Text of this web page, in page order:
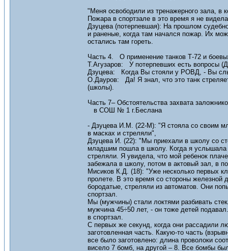
"Меня освободили из тренажерного зала, в
Пожара в спортзале в это время я не
Дзуцева (потерпевшая): На прошлом
и раненые, когда там начался пожар. Их
остались там гореть.
Часть 4. О применение танков Т-72 и
Т.Агузаров: У потерпевших есть вопросы
Дзуцева: Когда Вы стояли у РОВД, - Вы
О.Дауров: Да! Я знал, что это танк
(школы).
Часть 7– Обстоятельства захвата
в СОШ № 1 г.Беслана
- Дзуцева И.М. (22-М): "Я стояла со своим
в масках и стреляли",
Дзуцева И. (22): "Мы приехали в школу со
младшим пошла в школу. Когда я услышала
стреляли. Я увидела, что мой ребенок
забежала в школу, потом в актовый зал, в
Мисиков К.Д. (18): "Уже несколько первых
пролете. В это время со стороны железной
бородатые, стреляли из автоматов. Они
спортзал.
Мы (мужчины) стали локтями разбивать
мужчина 45÷50 лет, - он тоже детей
в спортзал.
С первых же секунд, когда они рассадили
заготовленная часть. Какую-то часть
все было заготовлено: длина проволоки
висело 7 бомб, на другой – 8. Все бомбы